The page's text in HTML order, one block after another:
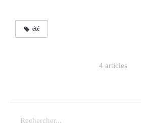
été
4 articles
Rechercher